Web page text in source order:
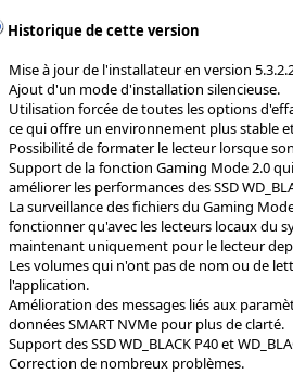
Historique de cette version
Mise à jour de l'installateur en version
Ajout d'un mode d'installation silencieuse.
Utilisation forcée de toutes les options
ce qui offre un environnement plus stable
Possibilité de formater le lecteur lorsque
Support de la fonction Gaming Mode 2.0
améliorer les performances des SSD
La surveillance des fichiers du Gaming
fonctionner qu'avec les lecteurs locaux du
maintenant uniquement pour le lecteur
Les volumes qui n'ont pas de nom ou de
l'application.
Amélioration des messages liés aux
données SMART NVMe pour plus de clarté.
Support des SSD WD_BLACK P40 et
Correction de nombreux problèmes.